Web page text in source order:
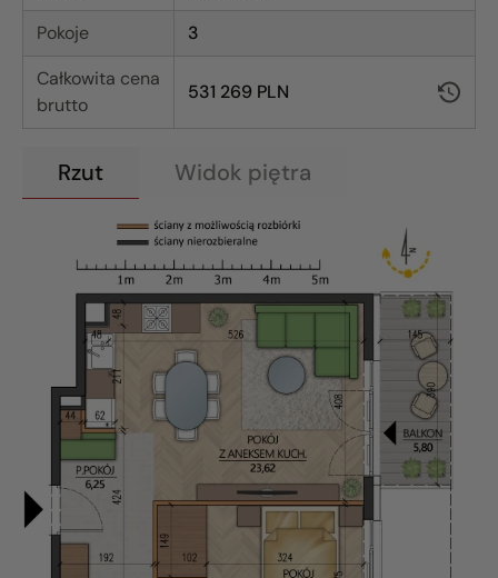
Pokoje
3
Całkowita cena
brutto
531 269 PLN
Rzut Widok piętra